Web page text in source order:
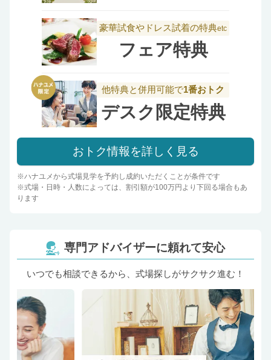
豪華試食やドレス試着の特典etc
フェア特典
他特典と併用可能で1番おトク
デスク限定特典
おトク情報を詳しく見る
※ハナユメから式場見学を予約し成約いただくことが条件です
※式場・日時・人数によっては、割引額が100万円より下回る場合もあ
ります
専門アドバイザーに頼れて安心
いつでも相談できるから、式場探しがサクサク進む！